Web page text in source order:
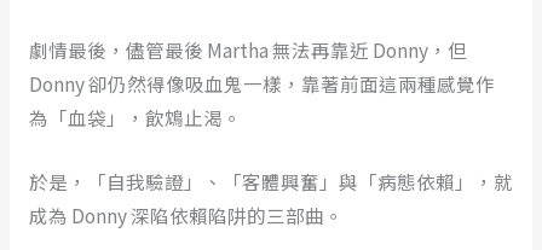
劇情最後，儘管最後 Martha 無法再靠近 Donny，但
Donny 卻仍然得像吸血鬼一樣，靠著前面這兩種感覺作
為「血袋」，飲鴆止渴。
於是，「自我驗證」、「客體興奮」與「病態依賴」，就
成為 Donny 深陷依賴陷阱的三部曲。